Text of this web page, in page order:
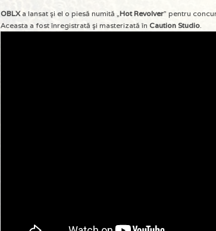
OBLX a lansat şi el o piesă numită „Hot Revolver” pentru
Aceasta a fost înregistrată şi masterizată în Caution Studio.